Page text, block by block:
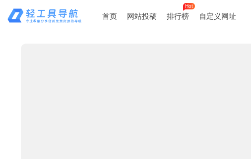
首页 网站投稿 排行榜
Hot
自定义网址